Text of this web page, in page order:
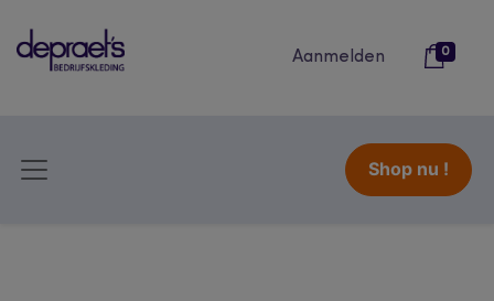
Aanmelden 0
Shop nu !